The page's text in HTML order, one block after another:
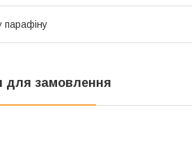
парафіну
для замовлення